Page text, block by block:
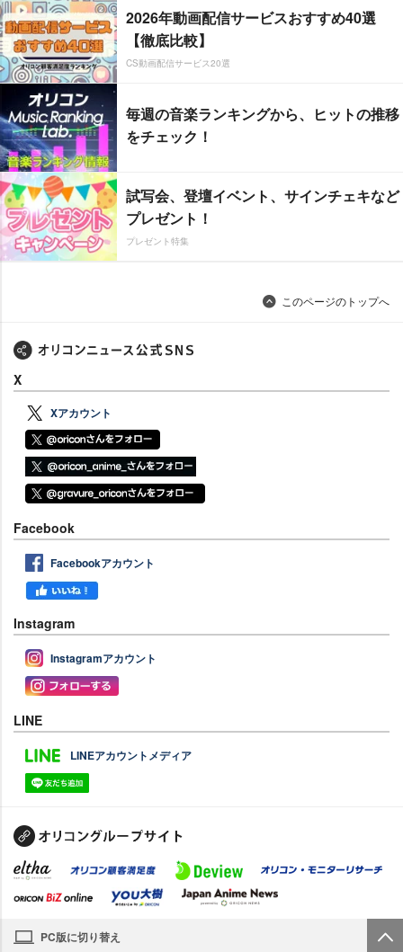
2026年動画配信サービスおすすめ40選
【徹底比較】
CS動画配信サービス20選
毎週の音楽ランキングから、ヒットの推移
をチェック！
試写会、登壇イベント、サインチェキなど
プレゼント！
プレゼント特集
このページのトップへ
X
Xアカウント
Facebook
Facebookアカウント
Instagram
Instagramアカウント
LINE
LINEアカウントメディア
PC版に切り替え